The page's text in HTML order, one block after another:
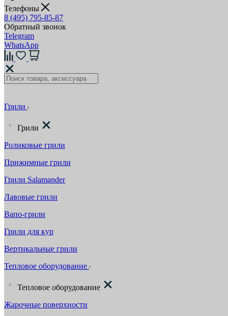
Телефоны
8 (495) 795-85-87
Обратный звонок
Telegram
WhatsApp
Грили
Грили
Роликовые грили
Прижимные грили
Грили Salamander
Лавовые грили
Вапо-грили
Грили для кур
Вертикальные грили
Тепловое оборудование
Тепловое оборудование
Жарочные поверхности